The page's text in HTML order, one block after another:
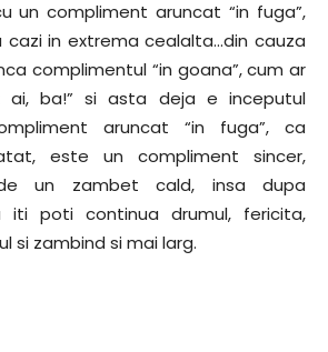
un compliment aruncat “in fuga”,
cazi in extrema cealalta…din cauza
complimentul “in goana”, cum ar
ai, ba!” si asta deja e inceputul
aruncat “in fuga”, ca
este un compliment sincer,
un zambet cald, insa dupa
iti poti continua drumul, fericita,
si zambind si mai larg.